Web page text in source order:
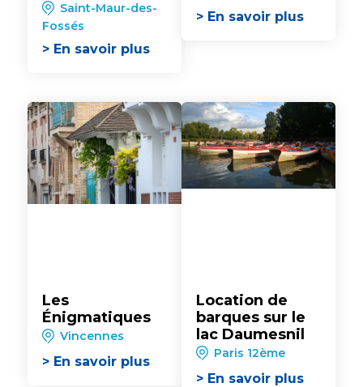
Saint-Maur-des-
Fossés
> En savoir plus
> En savoir plus
Les
Énigmatiques
Vincennes
> En savoir plus
Location de
barques sur le
lac Daumesnil
Paris 12ème
> En savoir plus